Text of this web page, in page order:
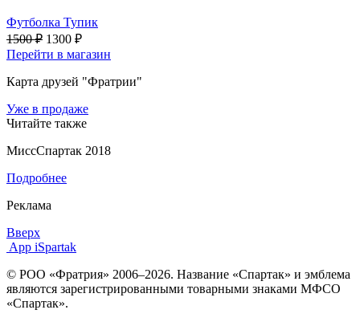
Футболка Тупик
1500 ₽ 1300 ₽
Перейти в магазин
Карта друзей "Фратрии"
Уже в продаже
Читайте также
МиссСпартак 2018
Подробнее
Реклама
Вверх
App iSpartak
© РОО «Фратрия» 2006–2026. Название «Спартак» и эмблема
являются зарегистрированными товарными знаками МФСО
«Спартак».